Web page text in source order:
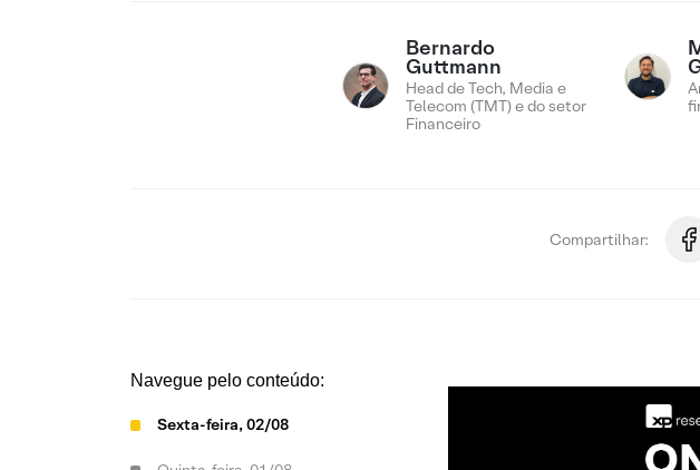
Bernardo
Guttmann
Head de Tech, Media e
Telecom (TMT) e do setor
Financeiro
Compartilhar:
Navegue pelo conteúdo:
Sexta-feira, 02/08